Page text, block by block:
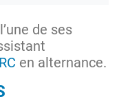
de ses
en alternance.